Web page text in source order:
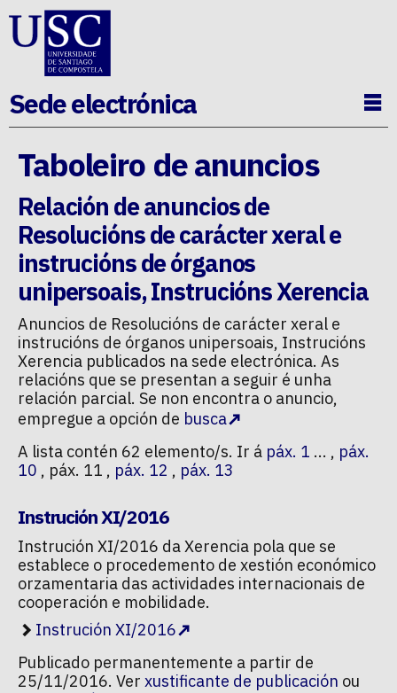
Ir ao contido da p�xina
Sede electrónica
Taboleiro de anuncios
Relación de anuncios de
Resolucións de carácter xeral e
instrucións de órganos
unipersoais,Instrucións Xerencia
Anuncios de Resolucións de carácter xeral e
instrucións de órganos unipersoais, Instrucións
Xerencia publicados na sede electrónica. As
relacións que se presentan a seguir é unha
relación parcial. Se non encontra o anuncio,
empregue a opción de busca
A lista contén 62 elemento/s. Ir á páx. 1 ... , páx.
10 , páx. 11 , páx. 12 , páx. 13
Instrución XI/2016
Instrución XI/2016 da Xerencia pola que se
establece o procedemento de xestión económico
orzamentaria das actividades internacionais de
cooperación e mobilidade.
Instrución XI/2016
Publicado permanentemente a partir de
25/11/2016. Ver xustificante de publicación ou